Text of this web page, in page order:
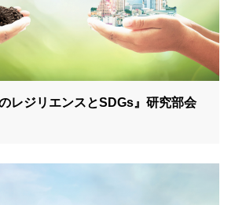
レジリエンスとSDGs』研究部会